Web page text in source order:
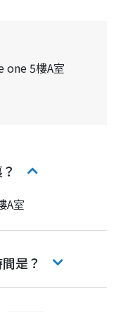
one 5樓A室
A室
是？